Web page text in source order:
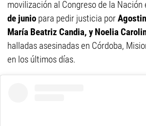
movilización al Congreso de la Nación
de junio para pedir justicia por
María Beatriz Candia, y Noelia
halladas asesinadas en Córdoba,
en los últimos días.